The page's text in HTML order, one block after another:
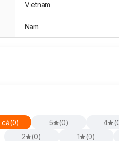
Vietnam
Nam
cả(0) 5 (0) 4 (
2
(0) 1 (0)